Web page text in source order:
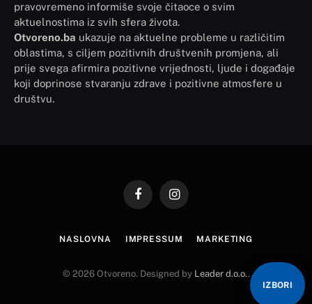
pravovremeno informiše svoje čitaoce o svim
aktuelnostima iz svih sfera života.
Otvoreno.ba ukazuje na aktuelne probleme u različitim
oblastima, s ciljem pozitivnih društvenih promjena, ali
prije svega afirmira pozitivne vrijednosti, ljude i događaje
koji doprinose stvaranju zdrave i pozitivne atmosfere u
društvu.
FacebookInstagram
NASLOVNA IMPRESSUM MARKETING
© 2026 Otvoreno. Designed by Leader d.o.o..
IZBORI